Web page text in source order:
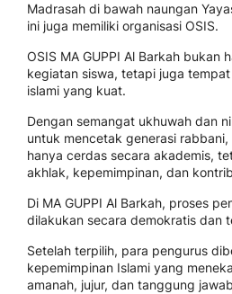
Madrasah di bawah naungan
ini juga memiliki organisasi OSIS.
OSIS MA GUPPI Al Barkah bukan
kegiatan siswa, tetapi juga
islami yang kuat.
Dengan semangat ukhuwah dan
untuk mencetak generasi
hanya cerdas secara akademis,
akhlak, kepemimpinan, dan
Di MA GUPPI Al Barkah, proses
dilakukan secara demokratis dan
Setelah terpilih, para pengurus
kepemimpinan Islami yang
amanah, jujur, dan tanggung